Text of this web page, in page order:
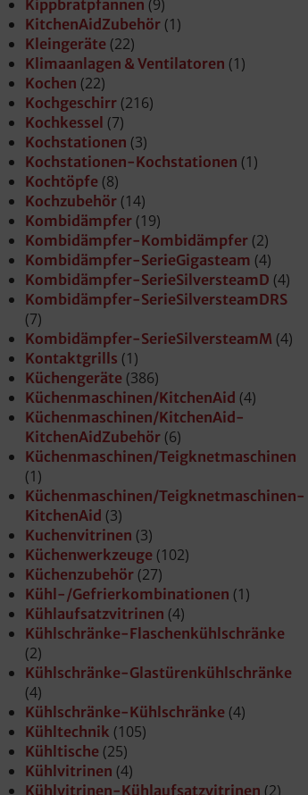
Kippbratpfannen (9)
KitchenAidZubehör (1)
Kleingeräte (22)
Klimaanlagen & Ventilatoren (1)
Kochen (22)
Kochgeschirr (216)
Kochkessel (7)
Kochstationen (3)
Kochstationen-Kochstationen (1)
Kochtöpfe (8)
Kochzubehör (14)
Kombidämpfer (19)
Kombidämpfer-Kombidämpfer (2)
Kombidämpfer-SerieGigasteam (4)
Kombidämpfer-SerieSilversteamD (4)
Kombidämpfer-SerieSilversteamDRS
(7)
Kombidämpfer-SerieSilversteamM (4)
Kontaktgrills (1)
Küchengeräte (386)
Küchenmaschinen/KitchenAid (4)
Küchenmaschinen/KitchenAid-
KitchenAidZubehör (6)
Küchenmaschinen/Teigknetmaschinen
(1)
Küchenmaschinen/Teigknetmaschinen-
KitchenAid (3)
Kuchenvitrinen (3)
Küchenwerkzeuge (102)
Küchenzubehör (27)
Kühl-/Gefrierkombinationen (1)
Kühlaufsatzvitrinen (4)
Kühlschränke-Flaschenkühlschränke
(2)
Kühlschränke-Glastürenkühlschränke
(4)
Kühlschränke-Kühlschränke (4)
Kühltechnik (105)
Kühltische (25)
Kühlvitrinen (4)
Kühlvitrinen-Kühlaufsatzvitrinen (2)